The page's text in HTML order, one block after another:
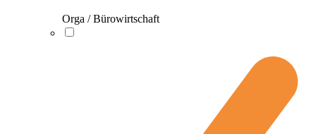
Orga / Bürowirtschaft